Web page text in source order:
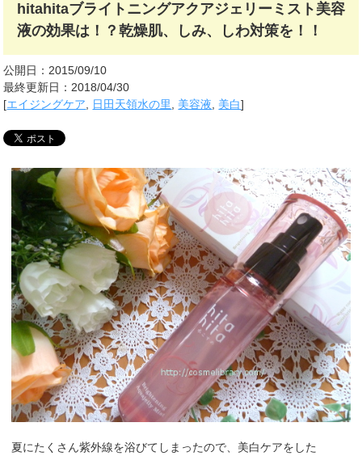
hitahitaブライトニングアクアジェリーミスト美容
液の効果は！？乾燥肌、しみ、しわ対策を！！
公開日：2015/09/10
最終更新日：2018/04/30
[エイジングケア, 日田天領水の里, 美容液, 美白]
夏にたくさん紫外線を浴びてしまったので、美白ケアをした